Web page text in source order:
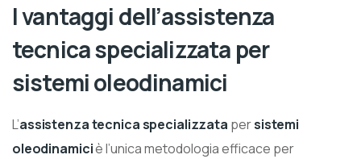
I vantaggi dell’assistenza
tecnica specializzata per
sistemi oleodinamici
L’assistenza tecnica specializzata persistemi
oleodinamiciè l’unica metodologia efficace per